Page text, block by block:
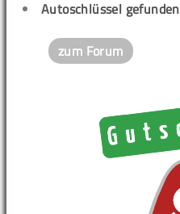
Autoschlüssel gefunden
zum Forum